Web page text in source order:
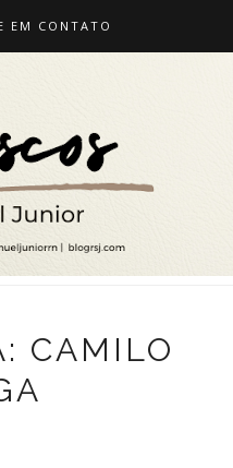
EM CONTATO
CAMILO